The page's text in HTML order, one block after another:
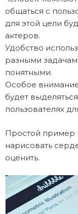
общаться с
для этой цели
актеров.
Удобство
разными
понятными.
Особое
будет
пользователях
Простой пример
нарисовать
оценить.